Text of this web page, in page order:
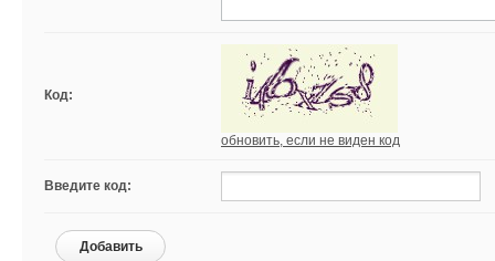
Код:
обновить, если не виден код
Введите код:
Добавить